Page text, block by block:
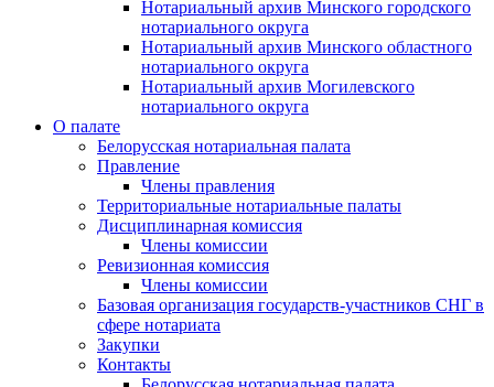
Нотариальный архив Минского городского
нотариального округа
Нотариальный архив Минского областного
нотариального округа
Нотариальный архив Могилевского
нотариального округа
О палате
Белорусская нотариальная палата
Правление
Члены правления
Территориальные нотариальные палаты
Дисциплинарная комиссия
Члены комиссии
Ревизионная комиссия
Члены комиссии
Базовая организация государств-участников СНГ в
сфере нотариата
Закупки
Контакты